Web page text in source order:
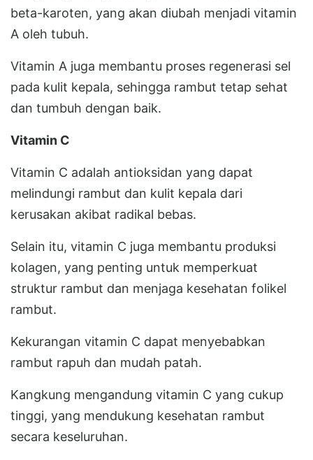
beta-karoten, yang akan diubah menjadi vitamin
A oleh tubuh.
Vitamin A juga membantu proses regenerasi sel
pada kulit kepala, sehingga rambut tetap sehat
dan tumbuh dengan baik.
Vitamin C
Vitamin C adalah antioksidan yang dapat
melindungi rambut dan kulit kepala dari
kerusakan akibat radikal bebas.
Selain itu, vitamin C juga membantu produksi
kolagen, yang penting untuk memperkuat
struktur rambut dan menjaga kesehatan folikel
rambut.
Kekurangan vitamin C dapat menyebabkan
rambut rapuh dan mudah patah.
Kangkung mengandung vitamin C yang cukup
tinggi, yang mendukung kesehatan rambut
secara keseluruhan.